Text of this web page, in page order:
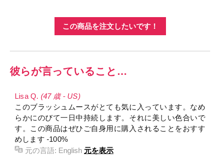
この商品を注文したいです！
彼らが言っていること…
Lisa Q. (47 歳 - US)
このブラッシュムースがとても気に入っています。なめ
らかにのびて一日中持続します。それに美しい色合いで
す。この商品はぜひご自身用に購入されることをおすす
めします -100%
元の言語: English 元を表示